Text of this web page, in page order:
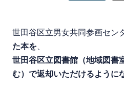
世田谷区立男女共同参画セン
た本を
世田谷区立図書館（地域図書
む）で返却いただけるように